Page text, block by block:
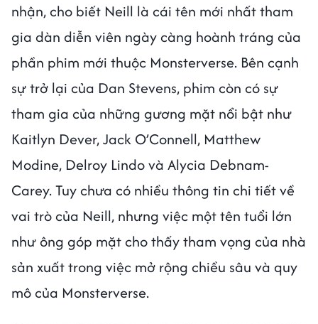
nhận, cho biết Neill là cái tên mới nhất tham
gia dàn diễn viên ngày càng hoành tráng của
phần phim mới thuộc Monsterverse. Bên cạnh
sự trở lại của Dan Stevens, phim còn có sự
tham gia của những gương mặt nổi bật như
Kaitlyn Dever, Jack O’Connell, Matthew
Modine, Delroy Lindo và Alycia Debnam-
Carey. Tuy chưa có nhiều thông tin chi tiết về
vai trò của Neill, nhưng việc một tên tuổi lớn
như ông góp mặt cho thấy tham vọng của nhà
sản xuất trong việc mở rộng chiều sâu và quy
mô của Monsterverse.